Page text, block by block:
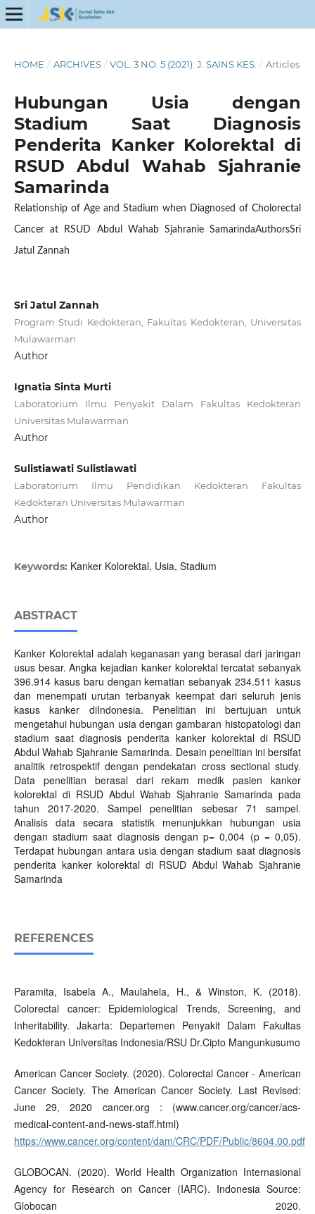
HOME / ARCHIVES / VOL. 3 NO. 5 (2021): J. SAINS KES. / Articles
Hubungan Usia dengan
Stadium Saat Diagnosis
Penderita Kanker Kolorektal di
RSUD Abdul Wahab Sjahranie
Samarinda
Relationship of Age and Stadium when Diagnosed of Cholorectal
Cancer at RSUD Abdul Wahab Sjahranie SamarindaAuthorsSri
Jatul Zannah
Sri Jatul Zannah
Program Studi Kedokteran, Fakultas Kedokteran, Universitas
Mulawarman
Author
Ignatia Sinta Murti
Laboratorium Ilmu Penyakit Dalam Fakultas Kedokteran
Universitas Mulawarman
Author
Sulistiawati Sulistiawati
Laboratorium Ilmu Pendidikan Kedokteran Fakultas
Kedokteran Universitas Mulawarman
Author
Keywords: Kanker Kolorektal, Usia, Stadium
ABSTRACT
Kanker Kolorektal adalah keganasan yang berasal dari jaringan
usus besar. Angka kejadian kanker kolorektal tercatat sebanyak
396.914 kasus baru dengan kematian sebanyak 234.511 kasus
dan menempati urutan terbanyak keempat dari seluruh jenis
kasus kanker diIndonesia. Penelitian ini bertujuan untuk
mengetahui hubungan usia dengan gambaran histopatologi dan
stadium saat diagnosis penderita kanker kolorektal di RSUD
Abdul Wahab Sjahranie Samarinda. Desain penelitian ini bersifat
analitik retrospektif dengan pendekatan cross sectional study.
Data penelitian berasal dari rekam medik pasien kanker
kolorektal di RSUD Abdul Wahab Sjahranie Samarinda pada
tahun 2017-2020. Sampel penelitian sebesar 71 sampel.
Analisis data secara statistik menunjukkan hubungan usia
dengan stadium saat diagnosis dengan p= 0,004 (p = 0,05).
Terdapat hubungan antara usia dengan stadium saat diagnosis
penderita kanker kolorektal di RSUD Abdul Wahab Sjahranie
Samarinda
REFERENCES
Paramita, Isabela A., Maulahela, H., & Winston, K. (2018).
Colorectal cancer: Epidemiological Trends, Screening, and
Inheritability. Jakarta: Departemen Penyakit Dalam Fakultas
Kedokteran Universitas Indonesia/RSU Dr.Cipto Mangunkusumo
American Cancer Society. (2020). Colorectal Cancer - American
Cancer Society. The American Cancer Society. Last Revised:
June 29, 2020 cancer.org : (www.cancer.org/cancer/acs-
medical-content-and-news-staff.html)
https://www.cancer.org/content/dam/CRC/PDF/Public/8604.00.pdf
GLOBOCAN. (2020). World Health Organization Internasional
Agency for Research on Cancer (IARC). Indonesia Source:
Globocan 2020.